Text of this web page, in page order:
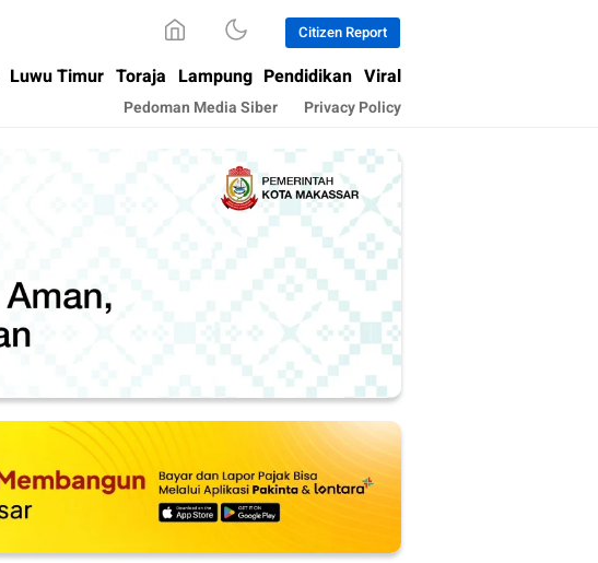
Citizen Report
Luwu Timur Toraja Lampung Pendidikan Viral
Pedoman Media Siber Privacy Policy